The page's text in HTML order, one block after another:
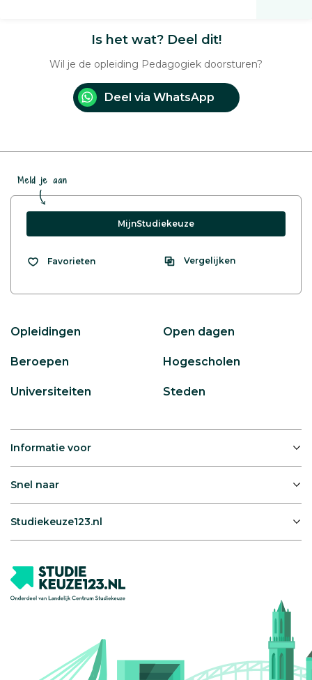
Is het wat? Deel dit!
Wil je de opleiding Pedagogiek doorsturen?
Deel via WhatsApp
Meld je aan
MijnStudiekeuze
Favorieten Vergelijken
Opleidingen Open dagen
Beroepen Hogescholen
Universiteiten Steden
Informatie voor
Snel naar
Studiekeuze123.nl